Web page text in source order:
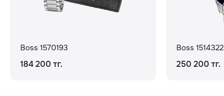
Boss 1570193
184 200 тг.
Boss 1514322
250 200 тг.